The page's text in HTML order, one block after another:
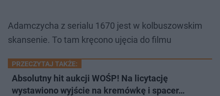
Adamczycha z serialu 1670 jest w kolbuszowskim
skansenie. To tam kręcono ujęcia do filmu
PRZECZYTAJ TAKŻE:
Absolutny hit aukcji WOŚP! Na licytację
wystawiono wyjście na kremówkę i spacer…